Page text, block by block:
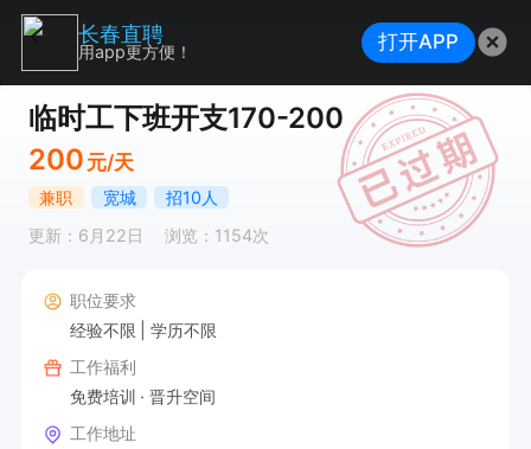
临时工下班开支170-200
200 元/天
兼职 宽城
招10人
更新：6月22日
浏览：1154次
职位要求
经验不限
学历不限
工作福利
免费培训
晋升空间
工作地址
长春直聘
用app更方便！ 打开APP